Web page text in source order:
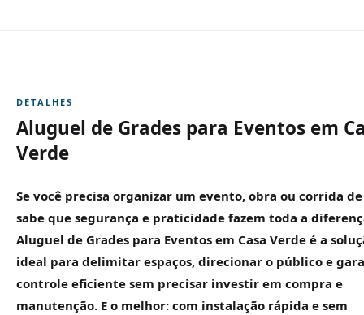
DETALHES
Aluguel de Grades para Eventos em
Verde
Se você precisa organizar um evento, obra ou corrida
sabe que segurança e praticidade fazem toda a
Aluguel de Grades para Eventos em Casa Verde é a
ideal para delimitar espaços, direcionar o público e
controle eficiente sem precisar investir em compra e
manutenção. E o melhor: com instalação rápida e sem